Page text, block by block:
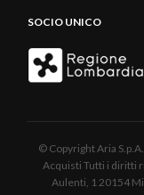
SOCIO UNICO
© Copyright Aria
Acquisti Tutti i diritti
Aulenti, 1 20154